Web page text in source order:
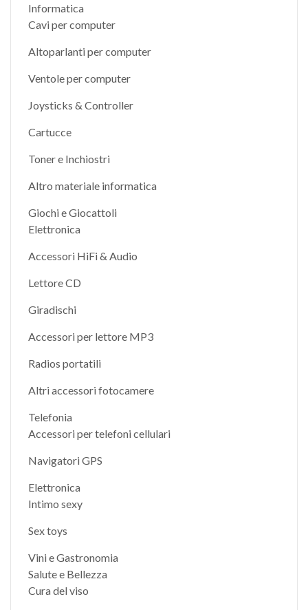
Informatica
Cavi per computer
Altoparlanti per computer
Ventole per computer
Joysticks & Controller
Cartucce
Toner e Inchiostri
Altro materiale informatica
Giochi e Giocattoli
Elettronica
Accessori HiFi & Audio
Lettore CD
Giradischi
Accessori per lettore MP3
Radios portatili
Altri accessori fotocamere
Telefonia
Accessori per telefoni cellulari
Navigatori GPS
Elettronica
Intimo sexy
Sex toys
Vini e Gastronomia
Salute e Bellezza
Cura del viso